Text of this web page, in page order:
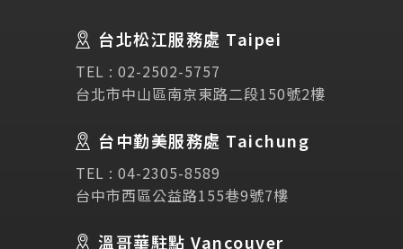
諮詢表單
學生推薦
Links 相關連結
台北松江服務處 Taipei
TEL : 02-2502-5757
台北市中山區南京東路二段150號2樓
台中勤美服務處 Taichung
TEL : 04-2305-8589
台中市西區公益路155巷9號7樓
溫哥華駐點 Vancouver